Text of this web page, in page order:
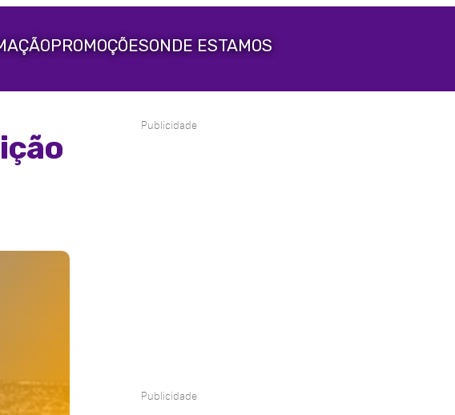
PROMOÇÕESONDE ESTAMOS
Publicidade
Publicidade